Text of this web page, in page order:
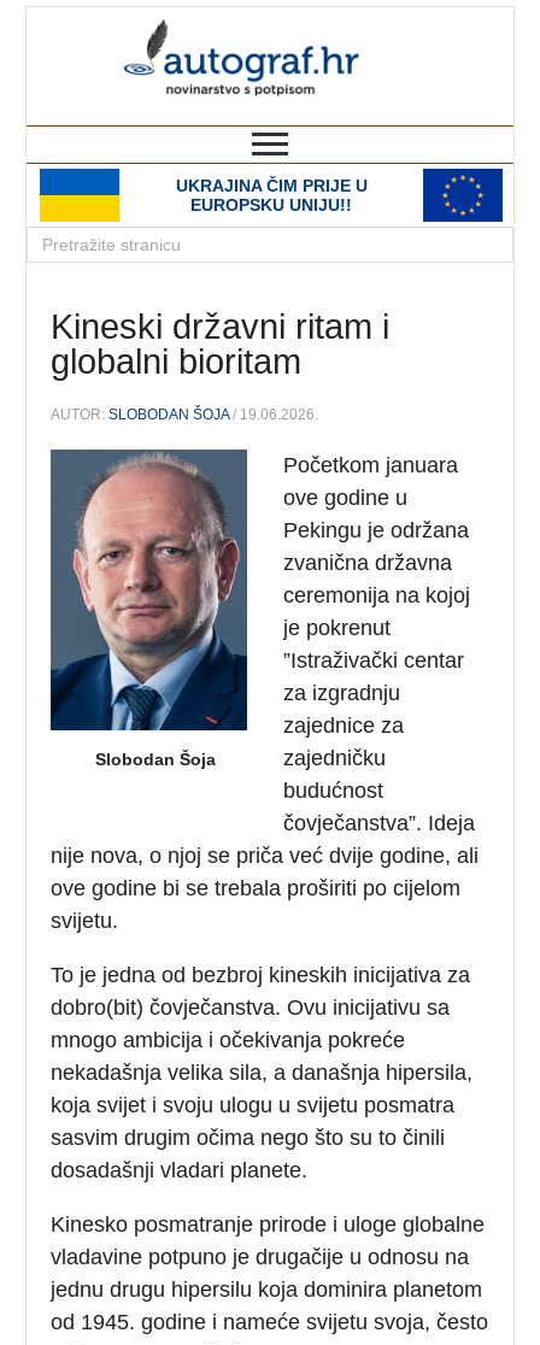
UKRAJINA ČIM PRIJE U
EUROPSKU UNIJU!!
Kineski državni ritam i
globalni bioritam
AUTOR:SLOBODAN ŠOJA/ 19.06.2026.
Slobodan Šoja
Početkom januara
ove godine u
Pekingu je održana
zvanična državna
ceremonija na kojoj
je pokrenut
”Istraživački centar
za izgradnju
zajednice za
zajedničku
budućnost
čovječanstva”. Ideja
nije nova, o njoj se priča već dvije godine, ali
ove godine bi se trebala proširiti po cijelom
svijetu.
To je jedna od bezbroj kineskih inicijativa za
dobro(bit) čovječanstva. Ovu inicijativu sa
mnogo ambicija i očekivanja pokreće
nekadašnja velika sila, a današnja hipersila,
koja svijet i svoju ulogu u svijetu posmatra
sasvim drugim očima nego što su to činili
dosadašnji vladari planete.
Kinesko posmatranje prirode i uloge globalne
vladavine potpuno je drugačije u odnosu na
jednu drugu hipersilu koja dominira planetom
od 1945. godine i nameće svijetu svoja, često